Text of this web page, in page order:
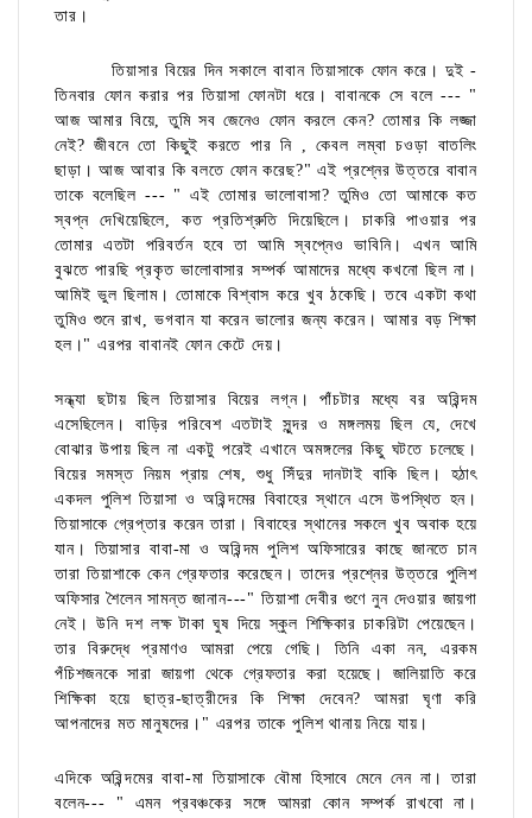
তার।
তিয়াসার বিয়ের দিন সকালে বাবান তিয়াসাকে ফোন করে। দুই -
তিনবার ফোন করার পর তিয়াসা ফোনটা ধরে। বাবানকে সে বলে --- "
আজ আমার বিয়ে, তুমি সব জেনেও ফোন করলে কেন? তোমার কি লজ্জা
নেই? জীবনে তো কিছুই করতে পার নি , কেবল লম্বা চওড়া বাতলিং
ছাড়া। আজ আবার কি বলতে ফোন করেছ?" এই প্রশ্নের উত্তরে বাবান
তাকে বলেছিল --- " এই তোমার ভালোবাসা? তুমিও তো আমাকে কত
স্বপ্ন দেখিয়েছিলে, কত প্রতিশ্রুতি দিয়েছিলে। চাকরি পাওয়ার পর
তোমার এতটা পরিবর্তন হবে তা আমি স্বপ্নেও ভাবিনি। এখন আমি
বুঝতে পারছি প্রকৃত ভালোবাসার সম্পর্ক আমাদের মধ্যে কখনো ছিল না।
আমিই ভুল ছিলাম। তোমাকে বিশ্বাস করে খুব ঠকেছি। তবে একটা কথা
তুমিও শুনে রাখ, ভগবান যা করেন ভালোর জন্য করেন। আমার বড় শিক্ষা
হল।" এরপর বাবানই ফোন কেটে দেয়।
সন্ধ্যা ছটায় ছিল তিয়াসার বিয়ের লগ্ন। পাঁচটার মধ্যে বর অরিন্দম
এসেছিলেন। বাড়ির পরিবেশ এতটাই সুন্দর ও মঙ্গলময় ছিল যে, দেখে
বোঝার উপায় ছিল না একটু পরেই এখানে অমঙ্গলের কিছু ঘটতে চলেছে।
বিয়ের সমস্ত নিয়ম প্রায় শেষ, শুধু সিঁদুর দানটাই বাকি ছিল। হঠাৎ
একদল পুলিশ তিয়াসা ও অরিন্দমের বিবাহের স্থানে এসে উপস্থিত হন।
তিয়াসাকে গ্রেপ্তার করেন তারা। বিবাহের স্থানের সকলে খুব অবাক হয়ে
যান। তিয়াসার বাবা-মা ও অরিন্দম পুলিশ অফিসারের কাছে জানতে চান
তারা তিয়াশাকে কেন গ্রেফতার করেছেন। তাদের প্রশ্নের উত্তরে পুলিশ
অফিসার শৈলেন সামন্ত জানান---" তিয়াশা দেবীর গুণে নুন দেওয়ার জায়গা
নেই। উনি দশ লক্ষ টাকা ঘুষ দিয়ে স্কুল শিক্ষিকার চাকরিটা পেয়েছেন।
তার বিরুদ্ধে প্রমাণও আমরা পেয়ে গেছি। তিনি একা নন, এরকম
পঁচিশজনকে সারা জায়গা থেকে গ্রেফতার করা হয়েছে। জালিয়াতি করে
শিক্ষিকা হয়ে ছাত্র-ছাত্রীদের কি শিক্ষা দেবেন? আমরা ঘৃণা করি
আপনাদের মত মানুষদের।" এরপর তাকে পুলিশ থানায় নিয়ে যায়।
এদিকে অরিন্দমের বাবা-মা তিয়াসাকে বৌমা হিসাবে মেনে নেন না। তারা
বলেন--- " এমন প্রবঞ্চকের সঙ্গে আমরা কোন সম্পর্ক রাখবো না।